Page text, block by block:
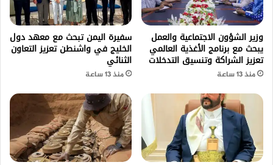
وزير الشؤون الاجتماعية والعمل
يبحث مع برنامج الأغذية العالمي
تعزيز الشراكة وتنسيق التدخلات
منذ 13 ساعة
سفيرة اليمن تبحث مع معهد دول
الخليج في واشنطن تعزيز التعاون
الثنائي
منذ 13 ساعة